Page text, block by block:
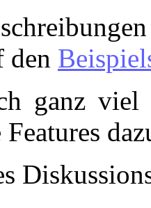
den
ganz viel